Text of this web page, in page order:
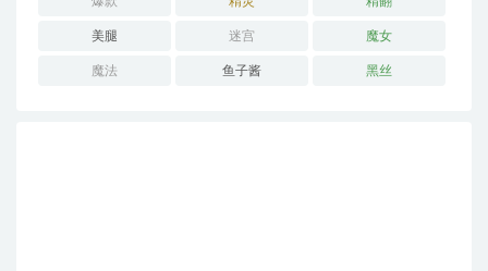
美腿 迷宫 魔女
魔法 鱼子酱 黑丝